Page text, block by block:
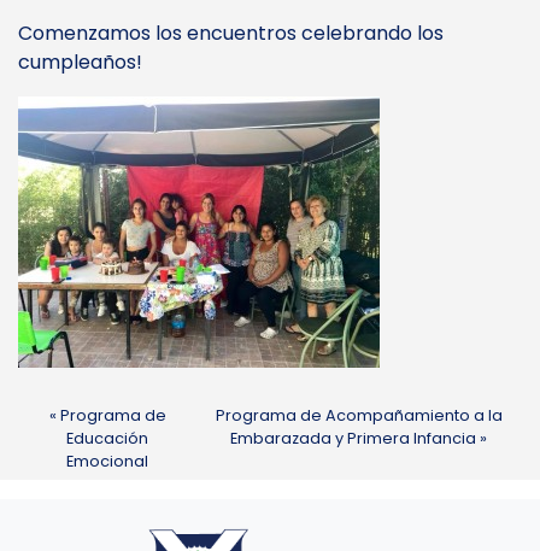
Comenzamos los encuentros celebrando los
cumpleaños!
Programa de
Educación
Emocional
Programa de Acompañamiento a la
Embarazada y Primera Infancia